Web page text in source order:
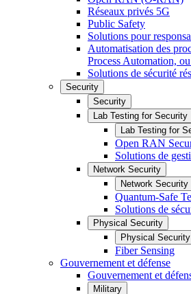
Réseaux privés 5G
Public Safety
Solutions pour
Automatisation des
Process Automation,
Solutions de sécurité
Security
Security
Lab Testing for Security
Lab Testing for
Open RAN
Solutions de
Network Security
Network Security
Quantum-Safe
Solutions de
Physical Security
Physical Security
Fiber Sensing
Gouvernement et défense
Gouvernement et
Military